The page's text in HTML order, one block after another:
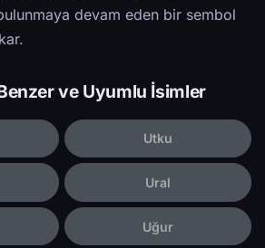
devam eden bir sembol
ve Uyumlu İsimler
Utku
Ural
Uğur